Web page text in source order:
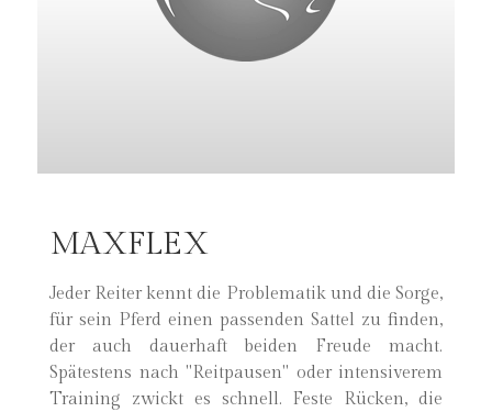
MAXFLEX
Jeder Reiter kennt die Problematik und die Sorge,
für sein Pferd einen passenden Sattel zu finden,
der auch dauerhaft beiden Freude macht.
Spätestens nach "Reitpausen" oder intensiverem
Training zwickt es schnell. Feste Rücken, die